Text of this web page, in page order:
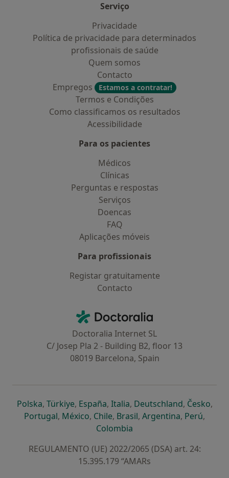
Serviço
Privacidade
Política de privacidade para determinados
profissionais de saúde
Quem somos
Contacto
Empregos
Estamos a contratar!
Termos e Condições
Como classificamos os resultados
Acessibilidade
Para os pacientes
Médicos
Clínicas
Perguntas e respostas
Serviços
Doencas
FAQ
Aplicações móveis
Para profissionais
Registar gratuitamente
Contacto
Doctoralia - Homepage
Doctoralia Internet SL
C/ Josep Pla 2 - Building B2, floor 13
08019 Barcelona, Spain
Polskaabre num novo separador
, Türkiyeabre num novo separador
, Españaabre num novo separador
, Italiaabre num novo
, Deutschlandabre num
, Česko,
Portugalabre num novo separador
, Méxicoabre num novo separador
, Chileabre num novo separador
, Brasilabre num novo
, Argentinaabre num
, Perúabre
,
Colombia
REGULAMENTO (UE) 2022/2065 (DSA) art. 24:
15.395.179 “AMARs